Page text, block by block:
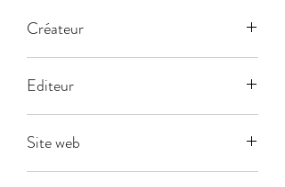
Créateur
Editeur
Site web